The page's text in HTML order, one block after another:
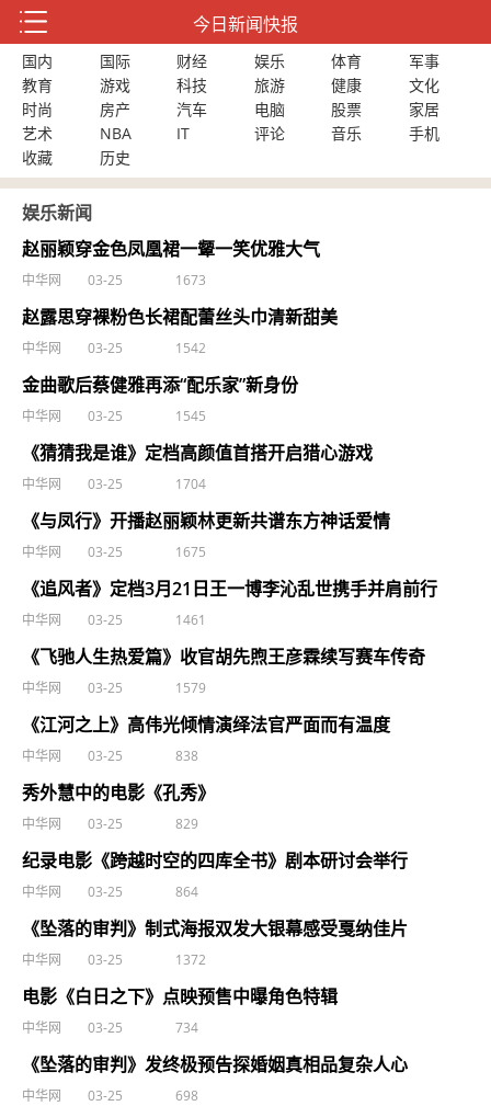
今日新闻快报
国内 国际 财经 娱乐 体育
军事
教育
游戏 科技 旅游 健康
文化
时尚
房产 汽车 电脑 股票
家居
艺术
NBA IT 评论 音乐
手机
收藏
历史
娱乐新闻
赵丽颖穿金色凤凰裙一颦一笑优雅大气
中华网 03-25 1673
赵露思穿裸粉色长裙配蕾丝头巾清新甜美
中华网 03-25 1542
金曲歌后蔡健雅再添“配乐家”新身份
中华网 03-25 1545
《猜猜我是谁》定档高颜值首搭开启猎心游戏
中华网 03-25 1704
《与凤行》开播赵丽颖林更新共谱东方神话爱情
中华网 03-25 1675
《追风者》定档3月21日王一博李沁乱世携手并肩前行
中华网 03-25 1461
《飞驰人生热爱篇》收官胡先煦王彦霖续写赛车传奇
中华网 03-25 1579
《江河之上》高伟光倾情演绎法官严面而有温度
中华网 03-25 838
秀外慧中的电影《孔秀》
中华网 03-25 829
纪录电影《跨越时空的四库全书》剧本研讨会举行
中华网 03-25 864
《坠落的审判》制式海报双发大银幕感受戛纳佳片
中华网 03-25 1372
电影《白日之下》点映预售中曝角色特辑
中华网 03-25 734
《坠落的审判》发终极预告探婚姻真相品复杂人心
中华网 03-25 698